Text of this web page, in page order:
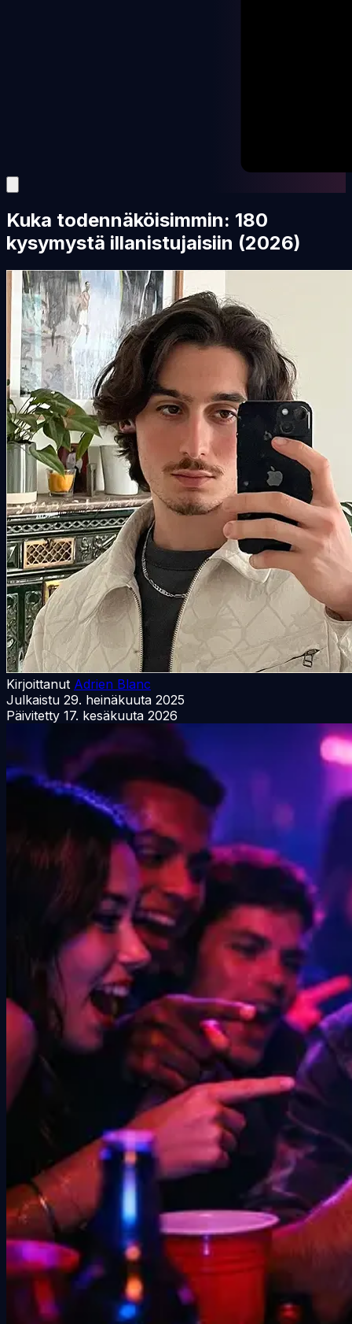
Kuka todennäköisimmin: 180
kysymystä illanistujaisiin (2026)
Kirjoittanut Adrien Blanc
Julkaistu 29. heinäkuuta 2025
Päivitetty 17. kesäkuuta 2026